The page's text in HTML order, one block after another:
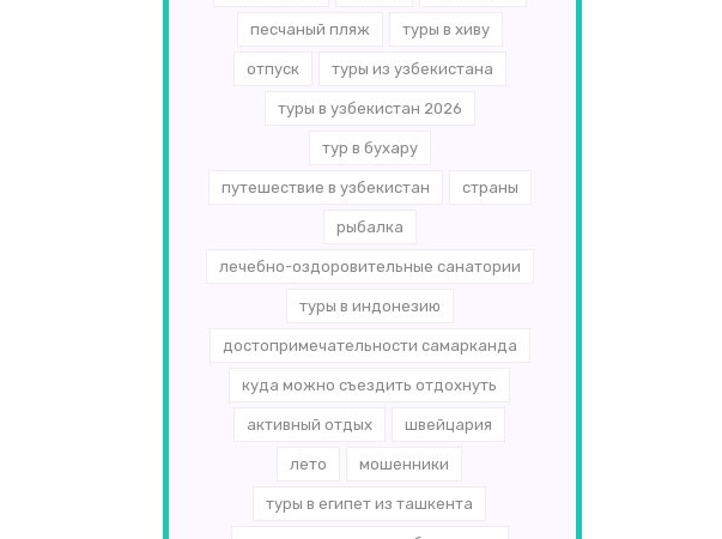
песчаный пляж туры в хиву
отпуск туры из узбекистана
туры в узбекистан 2026
тур в бухару
путешествие в узбекистан страны
рыбалка
лечебно-оздоровительные санатории
туры в индонезию
достопримечательности самарканда
куда можно съездить отдохнуть
активный отдых швейцария
лето мошенники
туры в египет из ташкента